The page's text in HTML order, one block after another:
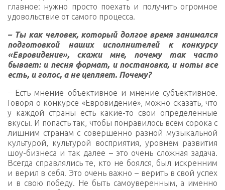
главное: нужно просто поехать и получить огромное
удовольствие от самого процесса.
– Ты как человек, который долгое время занимался
подготовкой наших исполнителей к конкурсу
«Евровидение», скажи мне, почему так часто
бывает: и песня формат, и постановка, и ноты все
есть, и голос, а не цепляет. Почему?
– Есть мнение объективное и мнение субъективное.
Говоря о конкурсе «Евровидение», можно сказать, что
у каждой страны есть какие-то свои определенные
вкусы. И попасть так, чтобы понравилось всем сорока с
лишним странам с совершенно разной музыкальной
культурой, культурой восприятия, уровнем развития
шоу-бизнеса и так далее – это очень сложная задача.
Всегда справлялись те, кто не боялся, был искренним
и верил в себя. Это очень важно – верить в свой успех
и в свою победу. Не быть самоуверенным, а именно